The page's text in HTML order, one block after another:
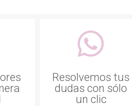
Resolvemos tus
dudas con sólo
un clic